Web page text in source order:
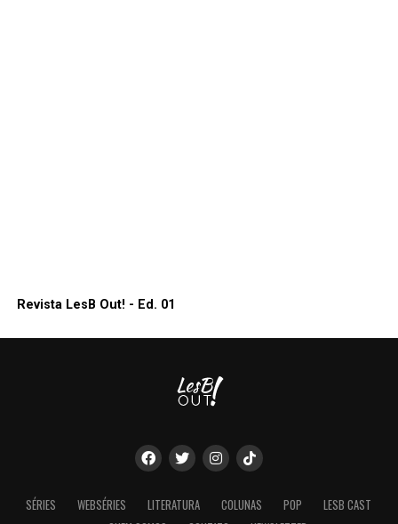
Revista LesB Out! - Ed. 01
SÉRIES WEBSÉRIES LITERATURA COLUNAS POP
LESB CAST